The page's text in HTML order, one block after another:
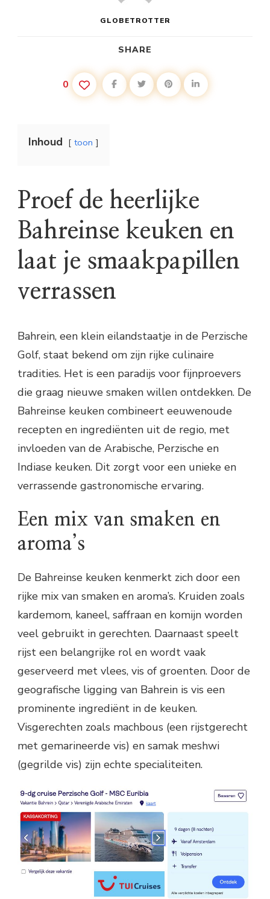
GLOBETROTTER
SHARE
0
Inhoud toon
Proef de heerlijke
Bahreinse keuken en
laat je smaakpapillen
verrassen
Bahrein, een klein eilandstaatje in de Perzische
Golf, staat bekend om zijn rijke culinaire
tradities. Het is een paradijs voor fijnproevers
die graag nieuwe smaken willen ontdekken. De
Bahreinse keuken combineert eeuwenoude
recepten en ingrediënten uit de regio, met
invloeden van de Arabische, Perzische en
Indiase keuken. Dit zorgt voor een unieke en
verrassende gastronomische ervaring.
Een mix van smaken en
aroma’s
De Bahreinse keuken kenmerkt zich door een
rijke mix van smaken en aroma’s. Kruiden zoals
kardemom, kaneel, saffraan en komijn worden
veel gebruikt in gerechten. Daarnaast speelt
rijst een belangrijke rol en wordt vaak
geserveerd met vlees, vis of groenten. Door de
geografische ligging van Bahrein is vis een
prominente ingrediënt in de keuken.
Visgerechten zoals machbous (een rijstgerecht
met gemarineerde vis) en samak meshwi
(gegrilde vis) zijn echte specialiteiten.